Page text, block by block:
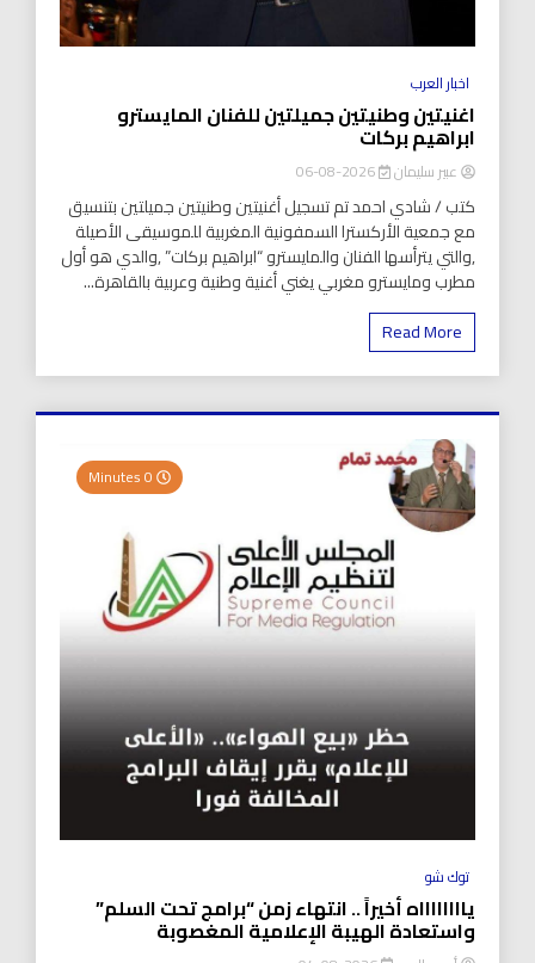
اخبار العرب
اغنيتين وطنيتين جميلتين للفنان المايسترو
ابراهيم بركات
عبير سليمان 2026-08-06
كتب / شادي احمد تم تسجيل أغنيتين وطنيتين جميلتين بتنسيق
مع جمعية الأركسترا السمفونية المغربية للموسيقى الأصيلة
,والتي يترأسها الفنان والمايسترو “ابراهيم بركات” ,والدي هو أول
مطرب ومايسترو مغربي يغني أغنية وطنية وعربية بالقاهرة...
Read More
توك شو
يااااااااه أخيراً .. انتهاء زمن “برامج تحت السلم”
واستعادة الهيبة الإعلامية المغصوبة